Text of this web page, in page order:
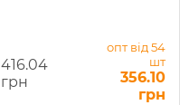
416.04
грн
опт від 54
шт
356.10
грн